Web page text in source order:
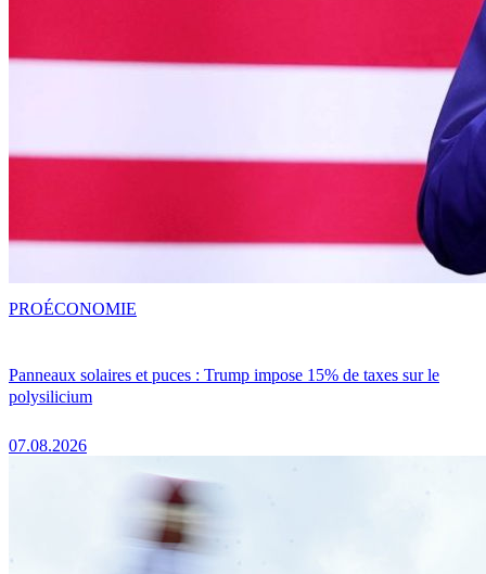
Panneaux solaires et puces : Trump impose 15% de taxes sur le
polysilicium
07.08.2026
PROÉCONOMIE